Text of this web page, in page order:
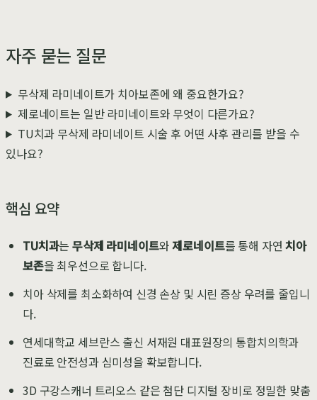
자주 묻는 질문
무삭제 라미네이트가 치아보존에 왜 중요한가요?
제로네이트는 일반 라미네이트와 무엇이 다른가요?
TU치과 무삭제 라미네이트 시술 후 어떤 사후 관리를 받을 수
있나요?
핵심 요약
TU치과는무삭제 라미네이트와제로네이트를 통해 자연치아
보존을 최우선으로 합니다.
치아 삭제를 최소화하여 신경 손상 및 시린 증상 우려를 줄입니
다.
연세대학교 세브란스 출신 서재원 대표원장의 통합치의학과
진료로 안전성과 심미성을 확보합니다.
3D 구강스캐너 트리오스 같은 첨단 디지털 장비로 정밀한 맞춤